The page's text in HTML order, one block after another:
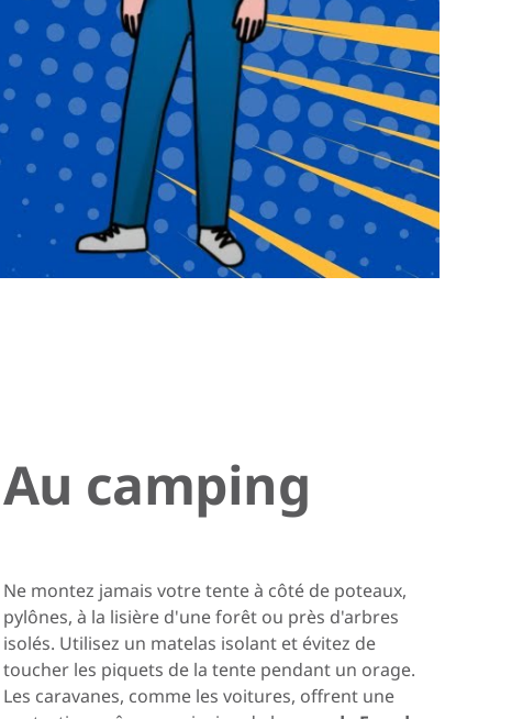
Au camping
Ne montez jamais votre tente à côté de poteaux,
pylônes, à la lisière d'une forêt ou près d'arbres
isolés. Utilisez un matelas isolant et évitez de
toucher les piquets de la tente pendant un orage.
Les caravanes, comme les voitures, offrent une